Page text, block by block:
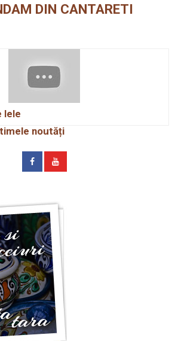
DIN CANTARETI
lele
noutăți